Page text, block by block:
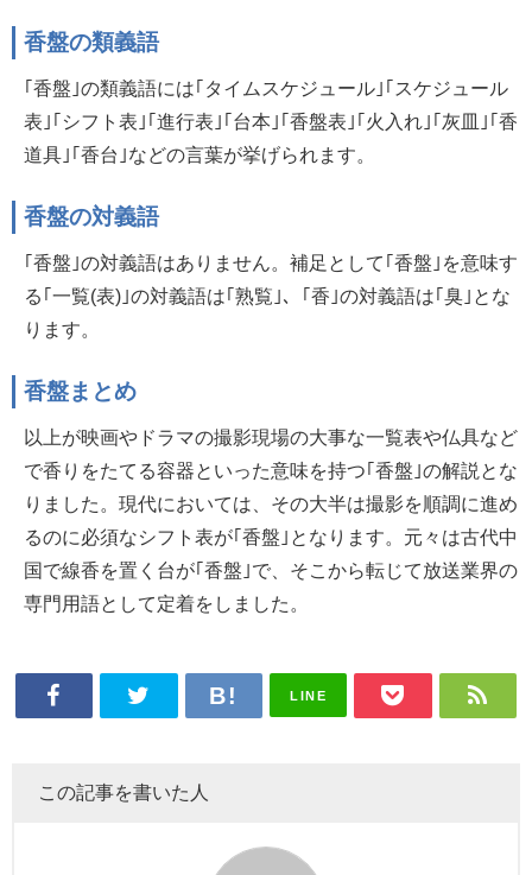
香盤の類義語
｢香盤｣の類義語には｢タイムスケジュール｣｢スケジュール
表｣｢シフト表｣｢進行表｣｢台本｣｢香盤表｣｢火入れ｣｢灰皿｣｢香
道具｣｢香台｣などの言葉が挙げられます。
香盤の対義語
｢香盤｣の対義語はありません。補足として｢香盤｣を意味す
る｢一覧(表)｣の対義語は｢熟覧｣、｢香｣の対義語は｢臭｣とな
ります。
香盤まとめ
以上が映画やドラマの撮影現場の大事な一覧表や仏具など
で香りをたてる容器といった意味を持つ｢香盤｣の解説とな
りました。現代においては、その大半は撮影を順調に進め
るのに必須なシフト表が｢香盤｣となります。元々は古代中
国で線香を置く台が｢香盤｣で、そこから転じて放送業界の
専門用語として定着をしました。
LINE
この記事を書いた人